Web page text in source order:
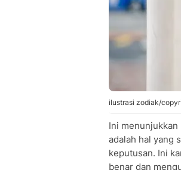
ilustrasi zodiak/
Ini
adalah hal yang
keputusan. Ini
benar dan